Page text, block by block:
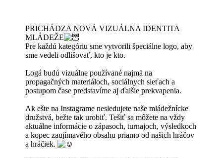
PRICHÁDZA NOVÁ VIZUÁLNA IDENTITA
MLÁDEŽE
Pre každú kategóriu sme vytvorili špeciálne logo, aby
sme vedeli odlišovať, kto je kto.
Logá budú vizuálne používané najmä na
propagačných materiáloch, sociálnych sieťach a
postupom čase predstavíme aj ďalšie prekvapenia.
Ak ešte na Instagrame nesledujete naše mládežnícke
družstvá, bežte tak urobiť. Tešiť sa môžete na vždy
aktuálne informácie o zápasoch, turnajoch, výsledkoch
a kopec zaujímavého obsahu priamo od našich hráčov
a hráčiek.